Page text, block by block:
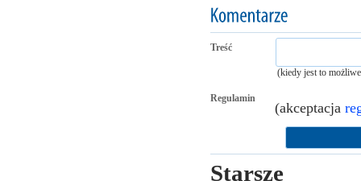
Treść
(kiedy jest to
Regulamin
(akceptacja
Starsze